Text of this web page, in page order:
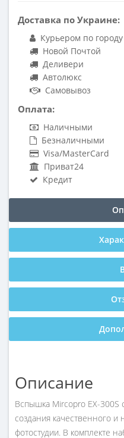
Доставка по Украине:
Курьером по городу
Новой Почтой
Деливери
Автолюкс
Самовывоз
Оплата:
Наличными
Безналичными
Visa/MasterCard
Приват24
Кредит
Описание
Вспышка Mircopro EX-300S
создания качественного
фотостудии. В комплекте